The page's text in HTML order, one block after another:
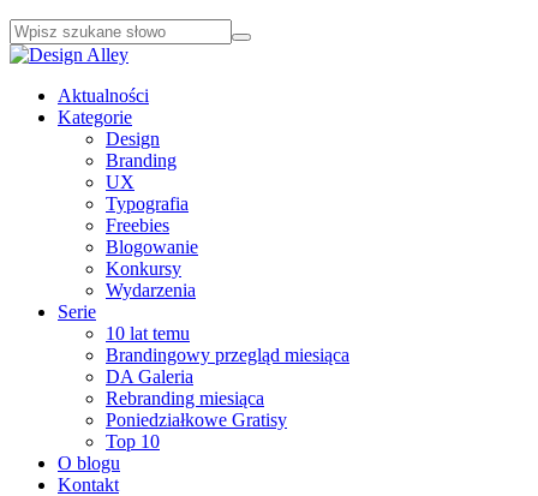
Aktualności
Kategorie
Design
Branding
UX
Typografia
Freebies
Blogowanie
Konkursy
Wydarzenia
Serie
10 lat temu
Brandingowy przegląd miesiąca
DA Galeria
Rebranding miesiąca
Poniedziałkowe Gratisy
Top 10
O blogu
Kontakt